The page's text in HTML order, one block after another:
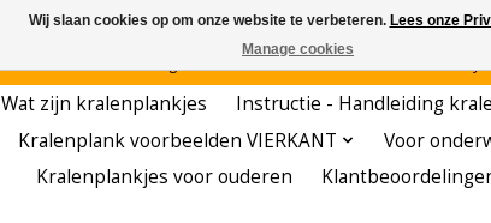
Wat zijn kralenplankjes Instructie - Handleiding
Kralenplank voorbeelden VIERKANT Voor
Kralenplankjes voor ouderen
Wij slaan cookies op om onze website te verbeteren. Lees onze
Manage cookies